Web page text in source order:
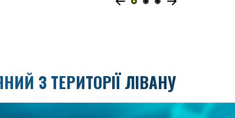
З ТЕРИТОРІЇ ЛІВАНУ